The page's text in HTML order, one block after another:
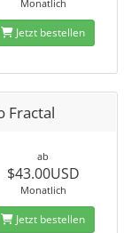
Monatlich
Jetzt bestellen
Fractal
ab
$43.00USD
Monatlich
Jetzt bestellen